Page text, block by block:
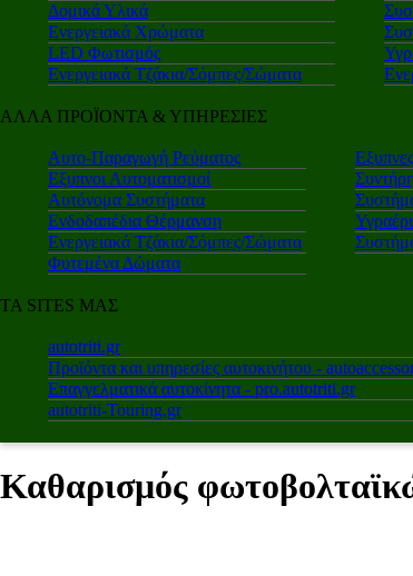
Δομικά Υλικά
Ενεργειακά Χρώματα
LED Φωτισμός
Ενεργειακά Τζάκια/Σόμπες/Σώματα
ΑΛΛΑ ΠΡΟΪΟΝΤΑ & ΥΠΗΡΕΣΙΕΣ
Αυτο-Παραγωγή Ρεύματος
Εξυπνοι Αυτοματισμοί
Αυτόνομα Συστήματα
Ενδοδαπέδια Θέρμανση
Ενεργειακά Τζάκια/Σόμπες/Σώματα
Φυτεμένα Δώματα
ΤΑ SITES ΜΑΣ
autotriti.gr
Προϊόντα και υπηρεσίες αυτοκινήτου -
Επαγγελματικά αυτοκίνητα - pro.autotriti.gr
autotriti-Touring.gr
Καθαρισμός